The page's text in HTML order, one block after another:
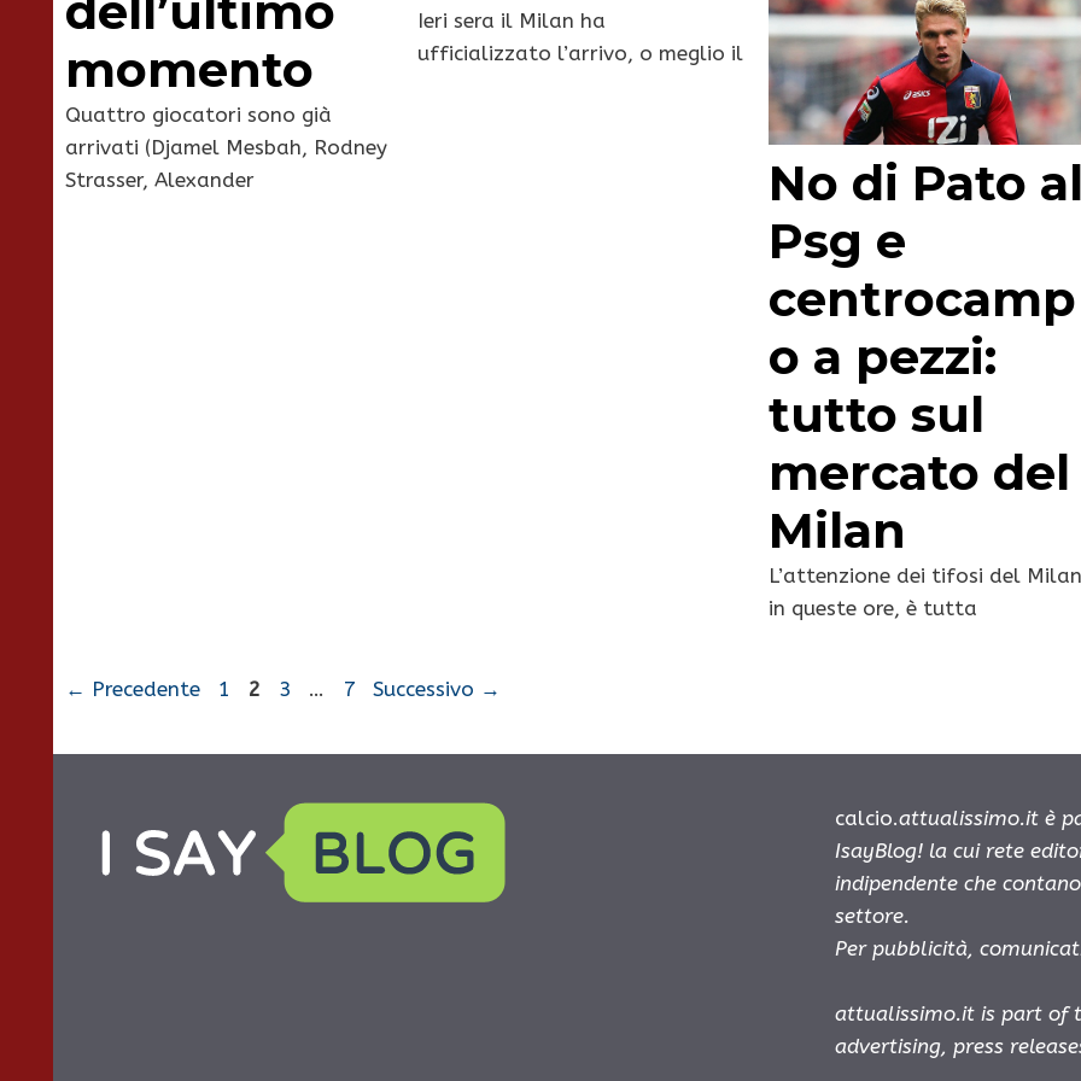
momento
Quattro giocatori sono già
arrivati (Djamel Mesbah, Rodney
Strasser, Alexander
Ieri sera il Milan ha
ufficializzato l’arrivo, o meglio il
No di Pato
Psg e
centrocamp
o a pezzi:
tutto sul
mercato del
Milan
L’attenzione dei tifosi del
in queste ore, è tutta
← Precedente Pagina
1 Pagina
2 Pagina
3 … Pagina
7 Successivo →
calcio.attualissimo.it è
IsayBlog! la cui rete
indipendente che
settore.
Per pubblicità,
attualissimo.it is part of
advertising, press